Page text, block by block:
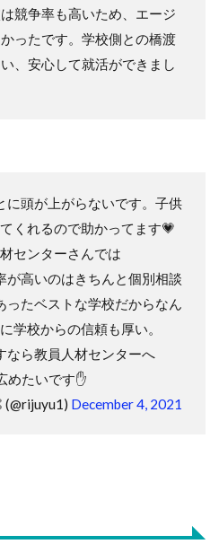
競争率も高いため、エージ
ったです。学校側との橋渡
、安心して就活ができまし
に頭が上がらないです。子供
くれるので助かってます💗
センターさんでは
が高いのはきちんと個別相談
ったベストな学校だからなん
学校からの信頼も厚い。
なら教員人材センターへ
めたいです✋
(@rijuyu1) December 4, 2021